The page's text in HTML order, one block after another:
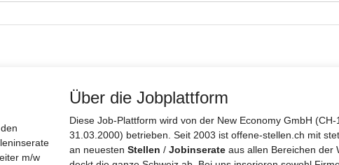
m/w
Über die Jobplattform
Diese Job-Plattform wird von der New Economy GmbH
31.03.2000) betrieben. Seit 2003 ist offene-stellen.ch mit
an neuesten Stellen / Jobinserate aus allen Bereichen der